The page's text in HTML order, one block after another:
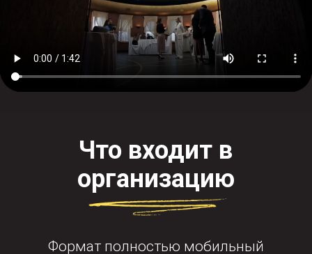
способом — подберём вариант, согласуем
программу и сделаем расчёт в течение дня.